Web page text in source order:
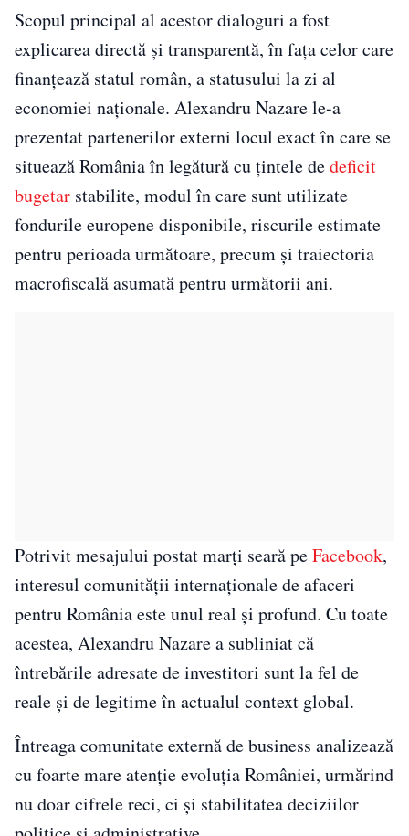
Scopul principal al acestor dialoguri a fost
explicarea directă și transparentă, în fața celor care
finanțează statul român, a statusului la zi al
economiei naționale. Alexandru Nazare le-a
prezentat partenerilor externi locul exact în care se
situează România în legătură cu țintele dedeficit
bugetar stabilite, modul în care sunt utilizate
fondurile europene disponibile, riscurile estimate
pentru perioada următoare, precum și traiectoria
macrofiscală asumată pentru următorii ani.
Potrivit mesajului postat marți seară peFacebook,
interesul comunității internaționale de afaceri
pentru România este unul real și profund. Cu toate
acestea, Alexandru Nazare a subliniat că
întrebările adresate de investitori sunt la fel de
reale și de legitime în actualul context global.
Întreaga comunitate externă de business analizează
cu foarte mare atenție evoluția României, urmărind
nu doar cifrele reci, ci și stabilitatea deciziilor